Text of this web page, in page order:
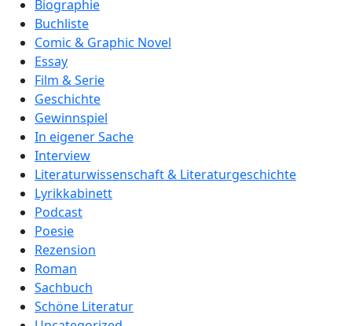
Biographie
Buchliste
Comic & Graphic Novel
Essay
Film & Serie
Geschichte
Gewinnspiel
In eigener Sache
Interview
Literaturwissenschaft & Literaturgeschichte
Lyrikkabinett
Podcast
Poesie
Rezension
Roman
Sachbuch
Schöne Literatur